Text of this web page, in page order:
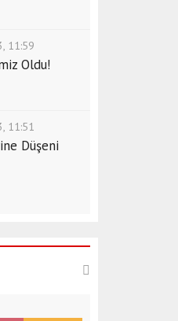
11:59
Oldu!
11:51
Düşeni